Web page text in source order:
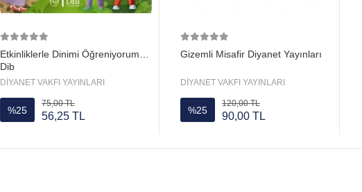
Etkinliklerle Dinimi Öğreniyorum
Dib
DİYANET VAKFI YAYINLARI
%25
75,00 TL
56,25 TL
Gizemli Misafir Diyanet Yayınları
DİYANET VAKFI YAYINLARI
%25
120,00 TL
90,00 TL